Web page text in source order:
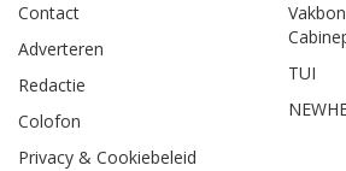
Contact
Adverteren
Redactie
Colofon
Privacy & Cookiebeleid
TUI